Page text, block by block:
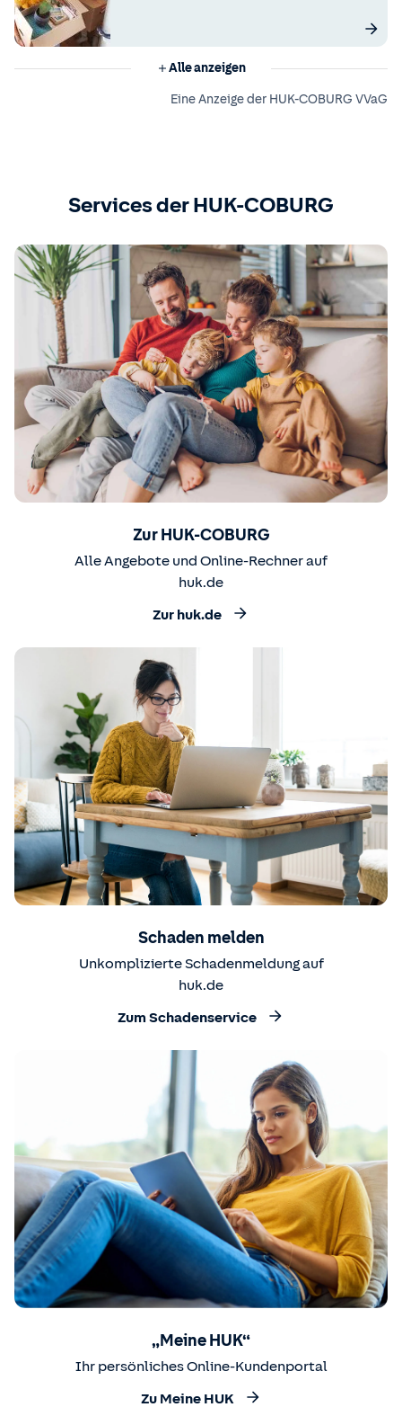
Alle anzeigen
Eine Anzeige der HUK-COBURG VVaG
Services der HUK-COBURG
Zur HUK-COBURG
Alle Angebote und Online-Rechner auf
huk.de
Zur huk.de
Schaden melden
Unkomplizierte Schadenmeldung auf
huk.de
Zum Schadenservice
„Meine HUK“
Ihr persönliches Online-Kundenportal
Zu Meine HUK